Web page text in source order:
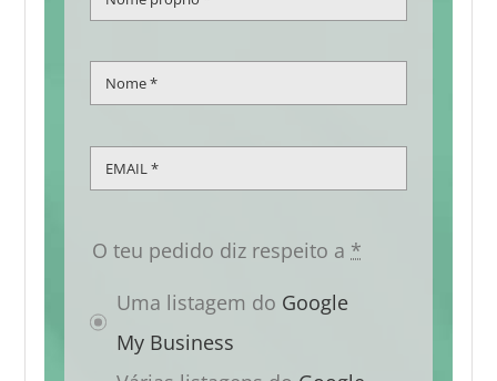
O teu pedido diz respeito a *
Uma listagem do Google
My Business